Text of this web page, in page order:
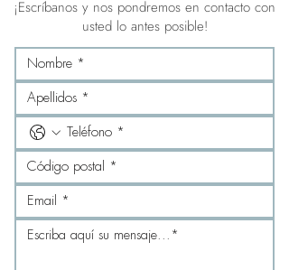
¡Escríbanos y nos pondremos en contacto con
usted lo antes posible!